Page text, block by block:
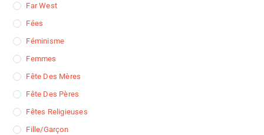
Far West
Fées
Féminisme
Femmes
Fête Des Mères
Fête Des Pères
Fêtes Religieuses
Fille/garçon